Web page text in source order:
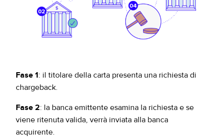
Fase 1: il titolare della carta presenta una richiesta di
chargeback.
Fase 2: la banca emittente esamina la richiesta e se
viene ritenuta valida, verrà inviata alla banca
acquirente.